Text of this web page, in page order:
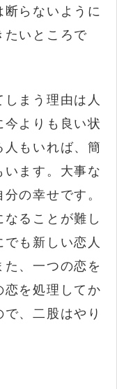
らないように
たいところで
まう理由は人
よりも良い状
もいれば、簡
ます。大事な
の幸せです。
ることが難し
も新しい恋人
、一つの恋を
を処理してか
、二股はやり